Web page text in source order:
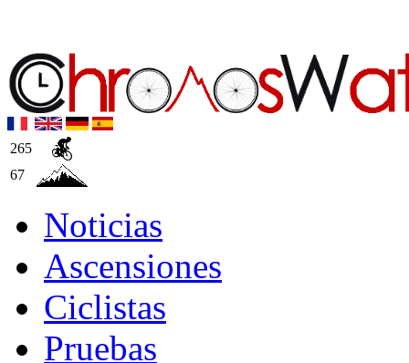
265
67
Noticias
Ascensiones
Ciclistas
Pruebas